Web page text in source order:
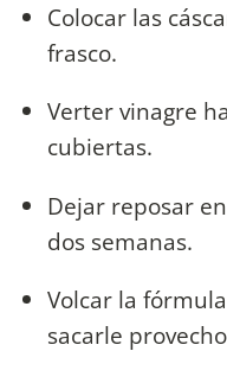
Colocar las
frasco.
Verter vinagre
cubiertas.
Dejar reposar
dos semanas.
Volcar la
sacarle